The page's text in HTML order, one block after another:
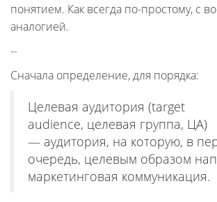
понятием. Как всегда по-простому, с
аналогией.
--
Сначала определение, для порядка:
Целевая аудитория (target
audience, целевая группа, ЦА)
— аудитория, на которую, в
очередь, целевым образом
маркетинговая коммуникация.